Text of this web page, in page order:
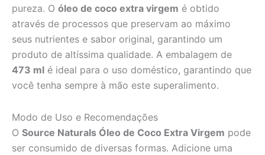
pureza. O óleo de coco extra virgem é obtido
através de processos que preservam ao máximo
seus nutrientes e sabor original, garantindo um
produto de altíssima qualidade. A embalagem de
473 ml é ideal para o uso doméstico, garantindo que
você tenha sempre à mão este superalimento.
Modo de Uso e Recomendações
O Source Naturals Óleo de Coco Extra Virgem pode
ser consumido de diversas formas. Adicione uma